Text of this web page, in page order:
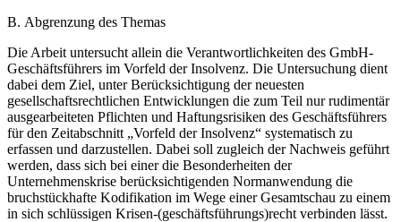
B. Abgrenzung des Themas
Die Arbeit untersucht allein die Verantwortlichkeiten des GmbH-
Geschäftsführers im Vorfeld der Insolvenz. Die Untersuchung dient
dabei dem Ziel, unter Berücksichtigung der neuesten
gesellschaftsrechtlichen Entwicklungen die zum Teil nur rudimentär
ausgearbeiteten Pflichten und Haftungsrisiken des Geschäftsführers
für den Zeitabschnitt „Vorfeld der Insolvenz“ systematisch zu
erfassen und darzustellen. Dabei soll zugleich der Nachweis geführt
werden, dass sich bei einer die Besonderheiten der
Unternehmenskrise berücksichtigenden Normanwendung die
bruchstückhafte Kodifikation im Wege einer Gesamtschau zu einem
in sich schlüssigen Krisen-(geschäftsführungs)recht verbinden lässt.